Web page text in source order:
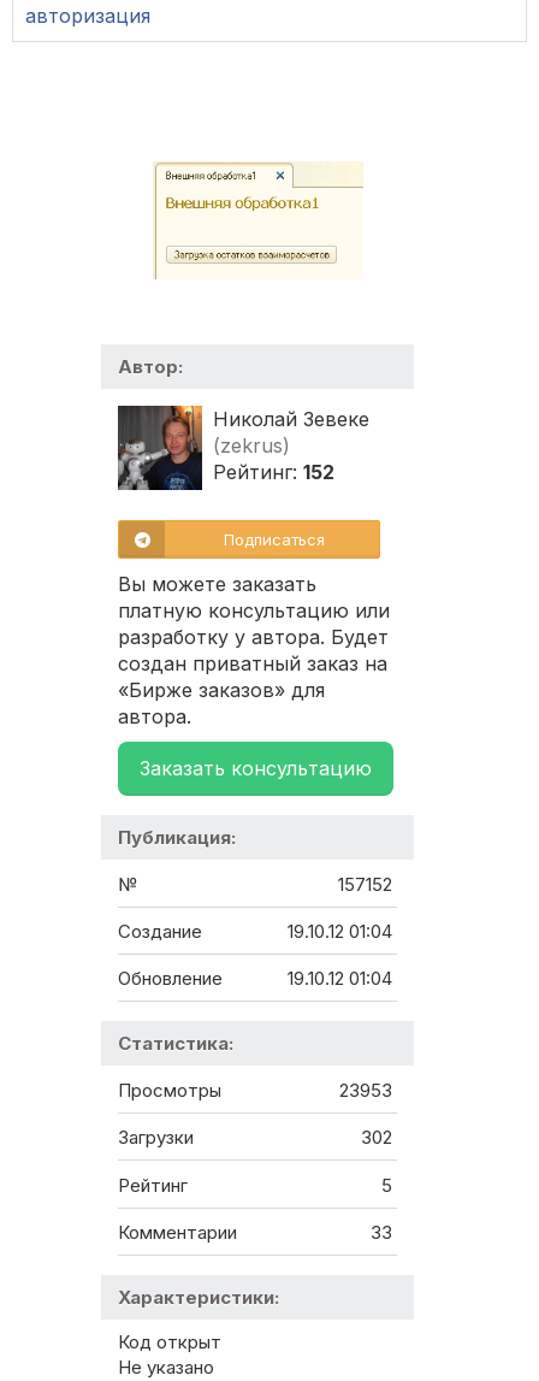
авторизация
Автор:
Николай Зевеке
(zekrus)
Рейтинг: 152
Подписаться
Вы можете заказать
платную консультацию или
разработку у автора. Будет
создан приватный заказ на
«Бирже заказов» для
автора.
Заказать консультацию
Публикация:
№ 157152
Создание 19.10.12 01:04
Обновление 19.10.12 01:04
Статистика:
Просмотры 23953
Загрузки 302
Рейтинг 5
Комментарии 33
Характеристики:
Код открыт
Не указано